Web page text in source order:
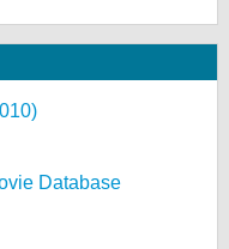
Database